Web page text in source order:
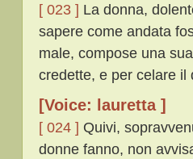
[ 023 ] La donna,
sapere come andata
male, compose una
credette, e per celare il
[Voice: lauretta ]
[ 024 ] Quivi,
donne fanno, non